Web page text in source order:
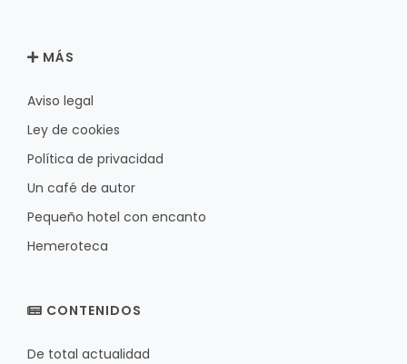
MÁS
Aviso legal
Ley de cookies
Política de privacidad
Un café de autor
Pequeño hotel con encanto
Hemeroteca
CONTENIDOS
De total actualidad